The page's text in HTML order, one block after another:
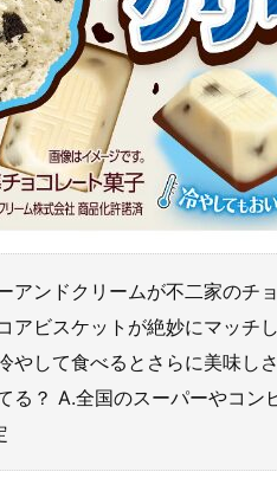
アンドクリームが不二家のチ
アビスケットが絶妙にマッチ
やして食べるとさらに美味し
る？ A.全国のスーパーやコン